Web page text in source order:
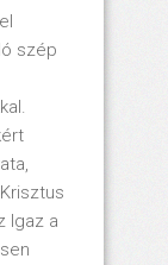
szép
Igaz a